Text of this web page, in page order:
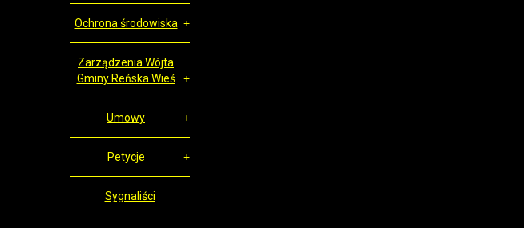
Ochrona środowiska
Zarządzenia Wójta
Gminy Reńska Wieś
Umowy
Petycje
Sygnaliści